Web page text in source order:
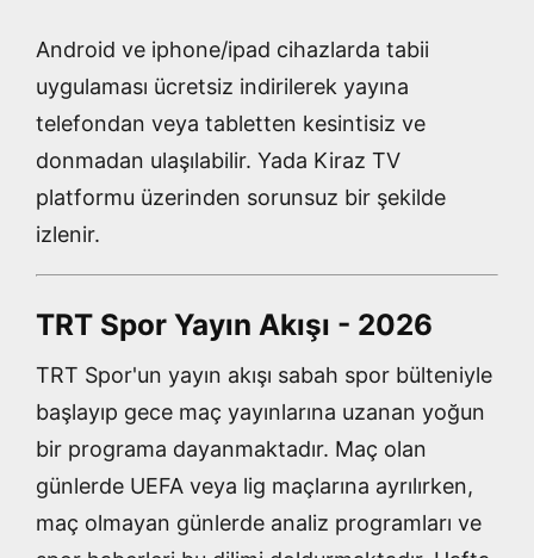
Android ve iphone/ipad cihazlarda tabii
uygulaması ücretsiz indirilerek yayına
telefondan veya tabletten kesintisiz ve
donmadan ulaşılabilir. Yada Kiraz TV
platformu üzerinden sorunsuz bir şekilde
izlenir.
TRT Spor Yayın Akışı - 2026
TRT Spor'un yayın akışı sabah spor bülteniyle
başlayıp gece maç yayınlarına uzanan yoğun
bir programa dayanmaktadır. Maç olan
günlerde UEFA veya lig maçlarına ayrılırken,
maç olmayan günlerde analiz programları ve